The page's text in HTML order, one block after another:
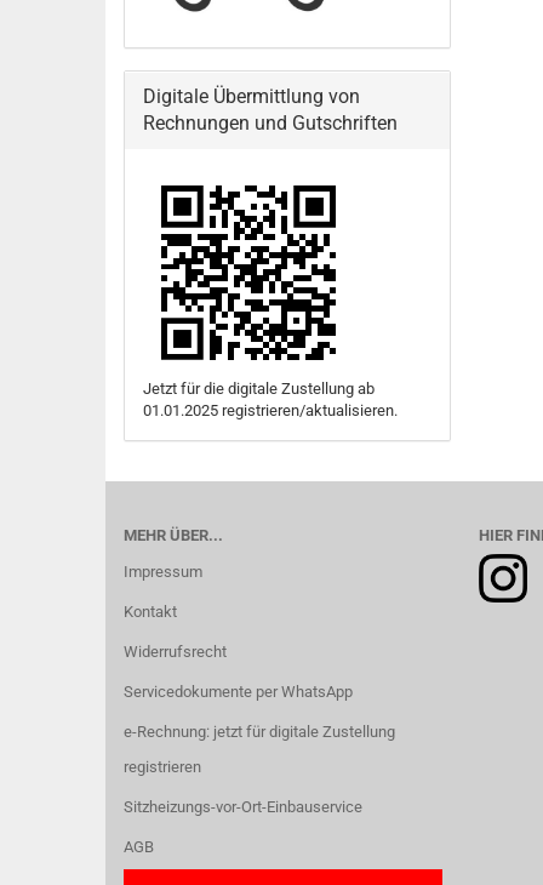
Digitale Übermittlung von
Rechnungen und Gutschriften
Jetzt für die digitale Zustellung ab
01.01.2025 registrieren/aktualisieren.
MEHR ÜBER...
Impressum
Kontakt
Widerrufsrecht
Servicedokumente per WhatsApp
e-Rechnung: jetzt für digitale Zustellung
registrieren
Sitzheizungs-vor-Ort-Einbauservice
AGB
HIER